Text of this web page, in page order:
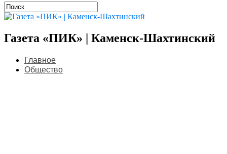
Газета «ПИК» | Каменск-Шахтинский
Главное
Общество